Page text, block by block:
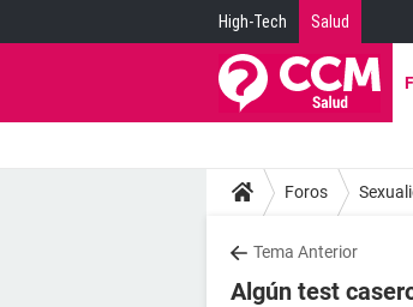
High-Tech Salud
Foros
Tema Anterior
Algún test